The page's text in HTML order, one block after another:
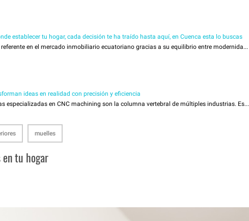
establecer tu hogar, cada decisión te ha traído hasta aquí, en Cuenca esta lo buscas
en el mercado inmobiliario ecuatoriano gracias a su equilibrio entre modernida...
ideas en realidad con precisión y eficiencia
especializadas en CNC machining son la columna vertebral de múltiples industrias. Es...
muelles
tu hogar